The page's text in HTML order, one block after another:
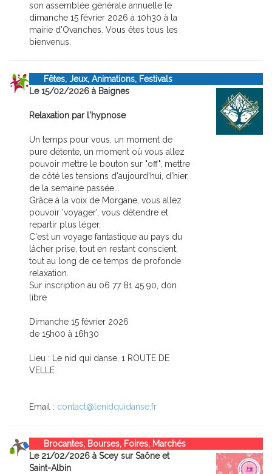
son assemblée générale annuelle le
dimanche 15 février 2026 à 10h30 à la
mairie d'Ovanches. Vous êtes tous les
bienvenus.
Fêtes, Jeux, Animations, Festivals
Le 15/02/2026 à Baignes
Relaxation par l'hypnose
Un temps pour vous, un moment de
pure détente, un moment où vous allez
pouvoir mettre le bouton sur "off", mettre
de côté les tensions d'aujourd'hui, d'hier,
de la semaine passée...
Grâce à la voix de Morgane, vous allez
pouvoir 'voyager', vous détendre et
repartir plus léger.
C'est un voyage fantastique au pays du
lâcher prise, tout en restant conscient,
tout au long de ce temps de profonde
relaxation.
Sur inscription au 06 77 81 45 90, don
libre
Dimanche 15 février 2026
de 15h00 à 16h30
Lieu : Le nid qui danse, 1 ROUTE DE
VELLE
Email : contact@lenidquidanse.fr
Brocantes, Bourses, Foires, Marchés
Le 21/02/2026 à Scey sur Saône et
Saint-Albin